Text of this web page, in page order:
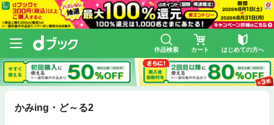
作品検索 カート はじめての方へ
かみing・ど～る2